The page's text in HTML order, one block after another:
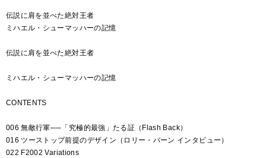
伝説に肩を並べた絶対王者
ミハエル・シューマッハーの記憶
伝説に肩を並べた絶対王者
ミハエル・シューマッハーの記憶
CONTENTS
006 無敵行軍──「究極的最強」たる証（Flash Back）
016 ツーストップ前提のデザイン（ロリー・バーン インタビュー）
022 F2002 Variations